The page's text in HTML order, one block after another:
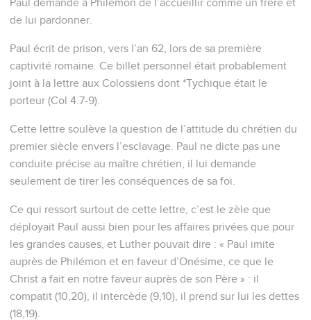
Paul demande à Philémon de l’accueillir comme un frère et
de lui pardonner.
Paul écrit de prison, vers l’an 62, lors de sa première
captivité romaine. Ce billet personnel était probablement
joint à la lettre aux Colossiens dont *Tychique était le
porteur (Col 4.7-9).
Cette lettre soulève la question de l’attitude du chrétien du
premier siècle envers l’esclavage. Paul ne dicte pas une
conduite précise au maître chrétien, il lui demande
seulement de tirer les conséquences de sa foi.
Ce qui ressort surtout de cette lettre, c’est le zèle que
déployait Paul aussi bien pour les affaires privées que pour
les grandes causes, et Luther pouvait dire : « Paul imite
auprès de Philémon et en faveur d’Onésime, ce que le
Christ a fait en notre faveur auprès de son Père » : il
compatit (10,20), il intercède (9,10), il prend sur lui les dettes
(18,19).